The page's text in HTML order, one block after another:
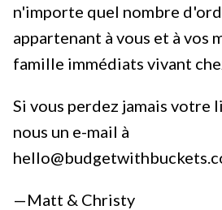
n'importe quel nombre
appartenant à vous et à vos
famille immédiats vivant
Si vous perdez jamais votre
nous un e-mail à
—Matt & Christy